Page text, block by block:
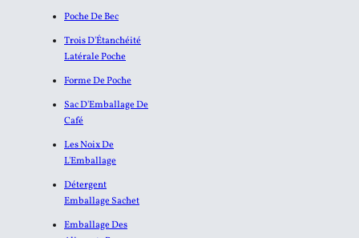
Poche De Bec
Trois D'Étanchéité
Latérale Poche
Forme De Poche
Sac D'Emballage De
Café
Les Noix De
L'Emballage
Détergent
Emballage Sachet
Emballage Des